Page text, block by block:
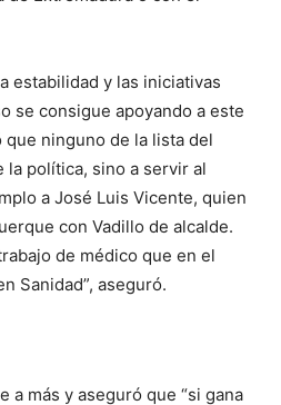
estabilidad y las iniciativas
se consigue apoyando a este
que ninguno de la lista del
la política, sino a servir al
a José Luis Vicente, quien
con Vadillo de alcalde.
de médico que en el
Sanidad”, aseguró.
a más y aseguró que “si gana